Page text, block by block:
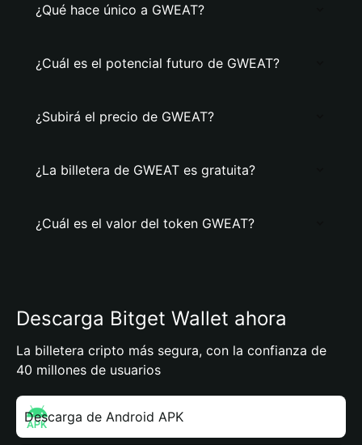
¿Qué hace único a GWEAT?
¿Cuál es el potencial futuro de GWEAT?
¿Subirá el precio de GWEAT?
¿La billetera de GWEAT es gratuita?
¿Cuál es el valor del token GWEAT?
Descarga Bitget Wallet ahora
La billetera cripto más segura, con la confianza de
40 millones de usuarios
Descarga de Android APK